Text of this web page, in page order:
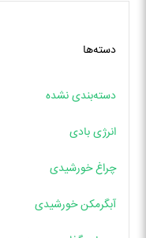
دسته‌ها
دسته‌بندی نشده
انرژی بادی
چراغ خورشیدی
آبگرمکن خورشیدی